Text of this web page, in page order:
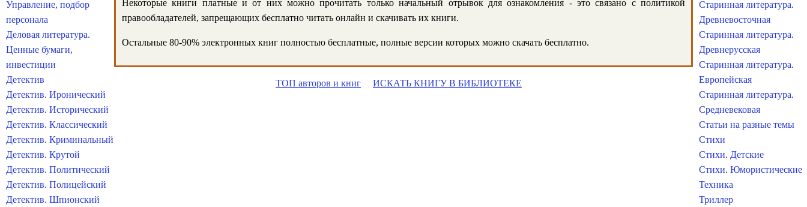
Некоторые книги платные и от них можно прочитать только начальный отрывок для ознакомления - это связано с политикой
правообладателей, запрещающих бесплатно читать онлайн и скачивать их книги.
Остальные 80-90% электронных книг полностью бесплатные, полные версии которых можно скачать бесплатно.
ТОП авторов и книг ИСКАТЬ КНИГУ В БИБЛИОТЕКЕ
Управление, подбор
персонала
Деловая литература.
Ценные бумаги,
инвестиции
Детектив
Детектив. Иронический
Детектив. Исторический
Детектив. Классический
Детектив. Криминальный
Детектив. Крутой
Детектив. Политический
Детектив. Полицейский
Детектив. Шпионский
Старинная литература.
Древневосточная
Старинная литература.
Древнерусская
Старинная литература.
Европейская
Старинная литература.
Средневековая
Статьи на разные темы
Стихи
Стихи. Детские
Стихи. Юмористические
Техника
Триллер